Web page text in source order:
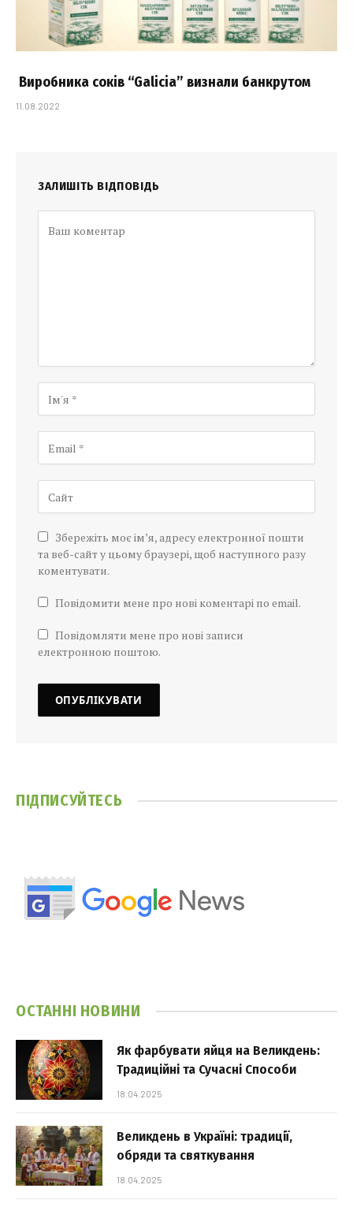
Виробника соків “Galicia” визнали банкрутом
11.08.2022
ЗАЛИШІТЬ ВІДПОВІДЬ
Збережіть моє ім’я, адресу електронної пошти
та веб-сайт у цьому браузері, щоб наступного разу
коментувати.
Повідомити мене про нові коментарі по email.
Повідомляти мене про нові записи
електронною поштою.
ПІДПИСУЙТЕСЬ
ОСТАННІ НОВИНИ
Як фарбувати яйця на Великдень:
Традиційні та Сучасні Способи
18.04.2025
Великдень в Україні: традиції,
обряди та святкування
18.04.2025